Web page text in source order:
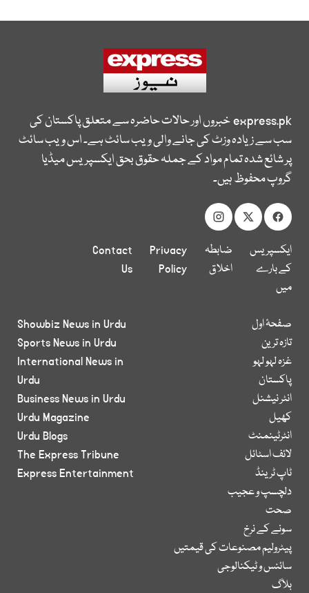
express.pkخبروں اور حالات حاضرہ سے متعلق پاکستان کی
سب سے زیادہ وزٹ کی جانے والی ویب سائٹ ہے۔ اس ویب سائٹ
پر شائع شدہ تمام مواد کے جملہ حقوق بحق ایکسپریس میڈیا
گروپ محفوظ ہیں۔
ایکسپریس
کے بارے
میں
ضابطہ
اخلاق
Privacy
Policy
Contact
Us
صفحۂ اول
تازہ ترین
غزہ لہو لہو
پاکستان
انٹر نیشنل
کھیل
انٹرٹینمنٹ
لائف اسٹائل
ٹاپ ٹرینڈ
دلچسپ و عجیب
صحت
سونے کے نرخ
پیٹرولیم مصنوعات کی قیمتیں
سائنس و ٹیکنالوجی
بلاگ
Showbiz News in Urdu
Sports News in Urdu
International News in
Urdu
Business News in Urdu
Urdu Magazine
Urdu Blogs
The Express Tribune
Express Entertainment